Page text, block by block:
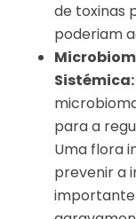
de toxinas
poderiam
Sistémica:
para a
Uma flora
prevenir a
importante